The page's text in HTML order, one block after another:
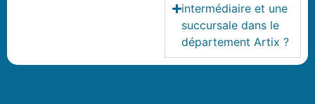
intermédiaire et une
succursale dans le
département Artix ?